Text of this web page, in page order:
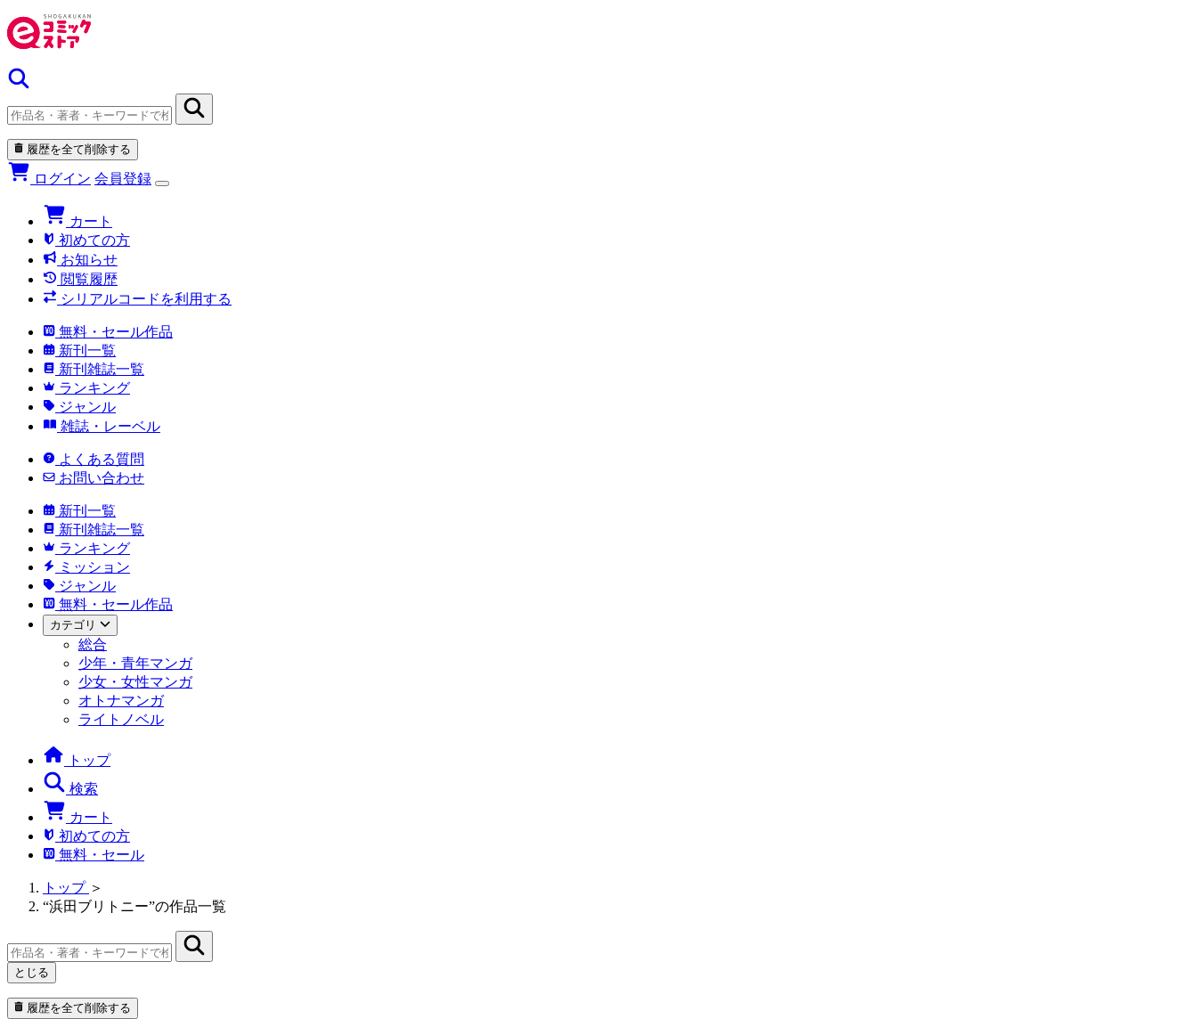
履歴を全て削除する
ログイン 会員登録
カート
初めての方
お知らせ
閲覧履歴
シリアルコードを利用する
無料・セール作品
新刊一覧
新刊雑誌一覧
ランキング
ジャンル
雑誌・レーベル
よくある質問
お問い合わせ
新刊一覧
新刊雑誌一覧
ランキング
ミッション
ジャンル
無料・セール作品
カテゴリ
総合
少年・青年マンガ
少女・女性マンガ
オトナマンガ
ライトノベル
トップ
検索
カート
初めての方
無料・セール
トップ ＞
“浜田ブリトニー”の作品一覧
とじる
履歴を全て削除する